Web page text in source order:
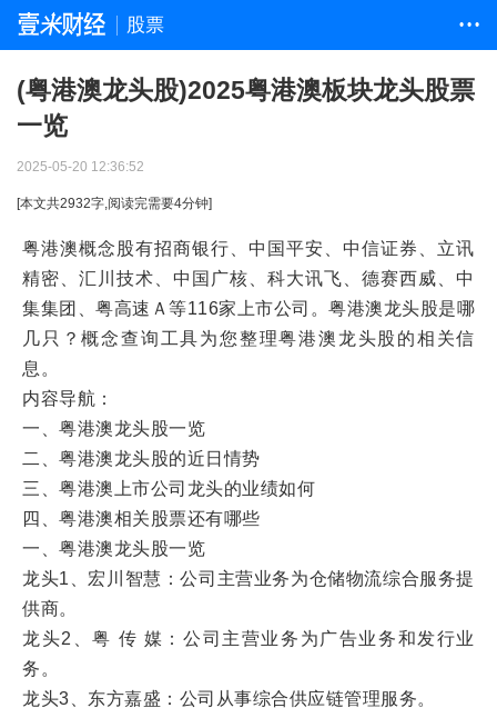
股票 • • •
(粤港澳龙头股)2025粤港澳板块龙头股票
一览
2025-05-20 12:36:52
[本文共2932字,阅读完需要4分钟]
粤港澳概念股有招商银行、中国平安、中信证券、立讯
精密、汇川技术、中国广核、科大讯飞、德赛西威、中
集集团、粤高速Ａ等116家上市公司。粤港澳龙头股是哪
几只？概念查询工具为您整理粤港澳龙头股的相关信
息。
内容导航：
一、粤港澳龙头股一览
二、粤港澳龙头股的近日情势
三、粤港澳上市公司龙头的业绩如何
四、粤港澳相关股票还有哪些
一、粤港澳龙头股一览
龙头1、宏川智慧：公司主营业务为仓储物流综合服务提
供商。
龙头2、粤 传 媒：公司主营业务为广告业务和发行业
务。
龙头3、东方嘉盛：公司从事综合供应链管理服务。